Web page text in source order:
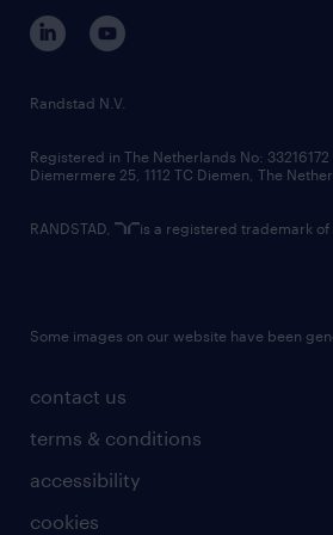
corporate governance
randstad innovation fund
country websites
contact us
terms & conditions
accessibility
cookies
Randstad N.V.
Registered in The Netherlands No:
Diemermere 25, 1112 TC Diemen, The
RANDSTAD, is a registered trademark of
Some images on our website have been